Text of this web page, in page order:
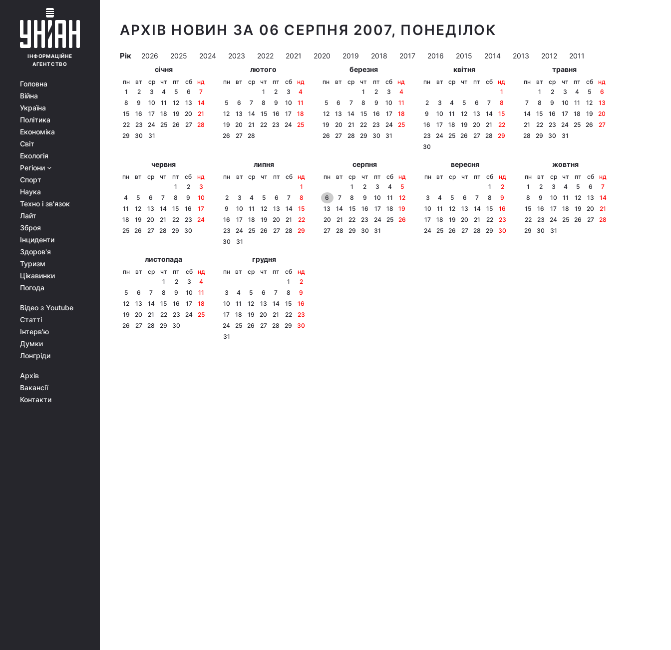
ІНФОРМАЦІЙНЕ
АГЕНТСТВО
Головна
Війна
Україна
Політика
Економіка
Світ
Екологія
Регіони
Спорт
Наука
Техно і зв'язок
Лайт
Зброя
Інциденти
Здоров'я
Туризм
Цікавинки
Погода
Відео з Youtube
Статті
Інтерв'ю
Думки
Лонгріди
Архів
Вакансії
Контакти
АРХІВ НОВИН ЗА 06 СЕРПНЯ 2007, ПОНЕДІЛОК
Рік 2026 2025 2024 2023 2022 2021 2020 2019 2018 2017 2016 2015 2014 2013 2012
2011
січня
пн вт ср чт пт сб
нд
1
2 3 4 5 6
7
8
9 10 11 12 13
14
15
16 17 18 19 20
21
22
23 24 25 26 27
28
29
30 31
лютого
пн вт ср чт пт сб
нд
1
2 3
4
5
6 7 8 9 10
11
12
13 14 15 16 17
18
19
20 21 22 23 24
25
26
27 28
березня
пн вт ср чт пт сб
нд
1
2 3
4
5
6 7 8 9 10
11
12
13 14 15 16 17
18
19
20 21 22 23 24
25
26
27 28 29 30 31
квітня
пн вт ср чт пт сб
нд
1
2
3 4 5 6 7
8
9
10 11 12 13 14
15
16
17 18 19 20 21
22
23
24 25 26 27 28
29
30
травня
пн вт ср чт пт сб
нд
1
2 3 4 5
6
7
8 9 10 11 12
13
14
15 16 17 18 19
20
21
22 23 24 25 26
27
28
29 30 31
червня
пн вт ср чт пт сб
нд
1
2
3
4
5 6 7 8 9
10
11
12 13 14 15 16
17
18
19 20 21 22 23
24
25
26 27 28 29 30
липня
пн вт ср чт пт сб
нд
1
2
3 4 5 6 7
8
9
10 11 12 13 14
15
16
17 18 19 20 21
22
23
24 25 26 27 28
29
30
31
серпня
пн вт ср чт пт сб
нд
1
2 3 4
5
6
7 8 9 10 11
12
13
14 15 16 17 18
19
20
21 22 23 24 25
26
27
28 29 30 31
вересня
пн вт ср чт пт сб
нд
1
2
3
4 5 6 7 8
9
10
11 12 13 14 15
16
17
18 19 20 21 22
23
24
25 26 27 28 29 30
жовтня
пн вт ср чт пт сб
нд
1
2 3 4 5 6
7
8
9 10 11 12 13
14
15
16 17 18 19 20
21
22
23 24 25 26 27
28
29
30 31
листопада
пн вт ср чт пт сб
нд
1
2 3
4
5
6 7 8 9 10
11
12
13 14 15 16 17
18
19
20 21 22 23 24
25
26
27 28 29 30
грудня
пн вт ср чт пт сб
нд
1
2
3
4 5 6 7 8
9
10
11 12 13 14 15
16
17
18 19 20 21 22
23
24
25 26 27 28 29
30
31